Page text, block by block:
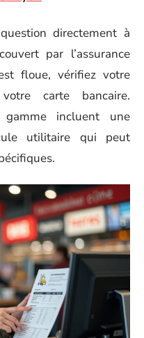
directement à
par l’assurance
floue, vérifiez votre
carte bancaire.
incluent une
utilitaire qui peut